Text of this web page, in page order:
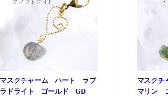
マスクチャーム ハート ラブ
ラドライト ゴールド GD
マスク
マリン